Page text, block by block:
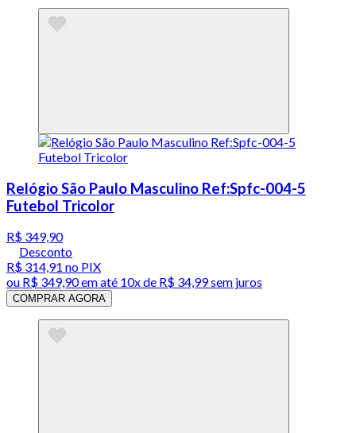
Relógio São Paulo Masculino Ref:Spfc-004-5
Futebol Tricolor
R$ 349,90
Desconto
R$ 314,91 no PIX
ou R$ 349,90em até 10x de R$ 34,99 sem juros
COMPRAR AGORA